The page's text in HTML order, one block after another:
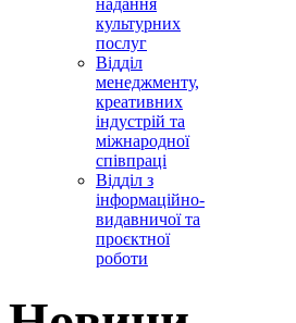
надання
культурних
послуг
Відділ
менеджменту,
креативних
індустрій та
міжнародної
співпраці
Відділ з
інформаційно-
видавничої та
проєктної
роботи